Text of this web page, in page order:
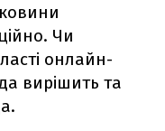
Чи
онлайн-
вирішить та